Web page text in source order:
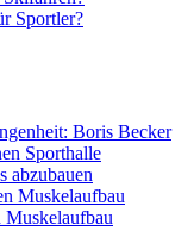
Sportler?
Boris Becker
Sporthalle
abzubauen
Muskelaufbau
Muskelaufbau